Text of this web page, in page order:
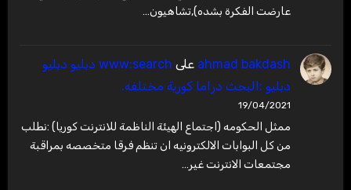
عارضت الفكرة بشده),تشاهيون…
ahmad bakdash على
www:search دبليو دبليو
دبليو :البحث دراما كورية مختلفه.
19/04/2021
ممثل الحكومه (اجتماع الهيئة الناظمة للانترنت كوريا) :نطلب
من كل البوابات الالكترونيه ان تنظم فرقا متخصصه بمراقبة
مجتمعات الانترنت غير…